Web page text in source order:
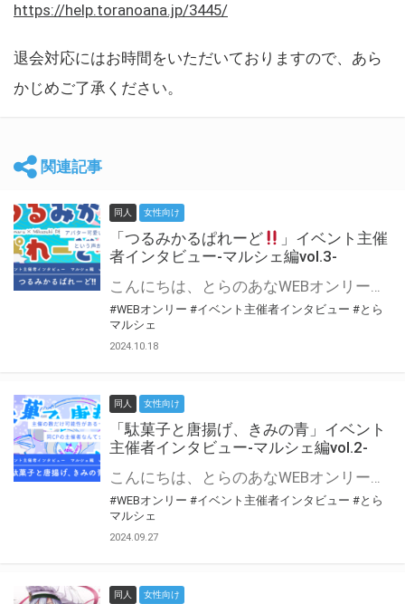
https://help.toranoana.jp/3445/
退会対応にはお時間をいただいておりますので、あら
かじめご了承ください。
関連記事
同人 女性向け
「つるみかるぱれーど
」イベント主催
者インタビュー-マルシェ編vol.3-
こんにちは、とらのあなWEBオンリー運営スタッフです。 新たにお届けする、イベント主催者インタビュー-マルシェ編-は、 とらのあなWEBオンリー「マルシェ」をご利用した主催様に 「マルシェ」を使って開催した感想や心がけをお聞きする企画です。 今回は、WEBオンリー初開催「つるみかるぱれーど
#WEBオンリー #イベント主催者インタビュー #とら
マルシェ
2024.10.18
同人 女性向け
「駄菓子と唐揚げ、きみの青」イベント
主催者インタビュー-マルシェ編vol.2-
こんにちは、とらのあなWEBオンリー運営スタッフです。 新たにお届けする、イベント主催者インタビュー-マルシェ編-は、 とらのあなWEBオンリー「マルシェ」をご利用の主催様に 「マルシェ」を使ってイベントを開催した感想や心がけをお聞きする企画です。 今回は、WEBオンリー初開催「駄菓子と唐揚げ、きみの青」より、 主催のぎこ六屋様にお話を伺いました。 協力：ぎこ六屋様／イベント公式Twitter（@krkgwks） とらのあなWEBオンリー「マルシェ」とは？ WEBオンリーでリアルタイムでコミュニケーションがとれるオンライン会場です。
#WEBオンリー #イベント主催者インタビュー #とら
マルシェ
2024.09.27
同人 女性向け